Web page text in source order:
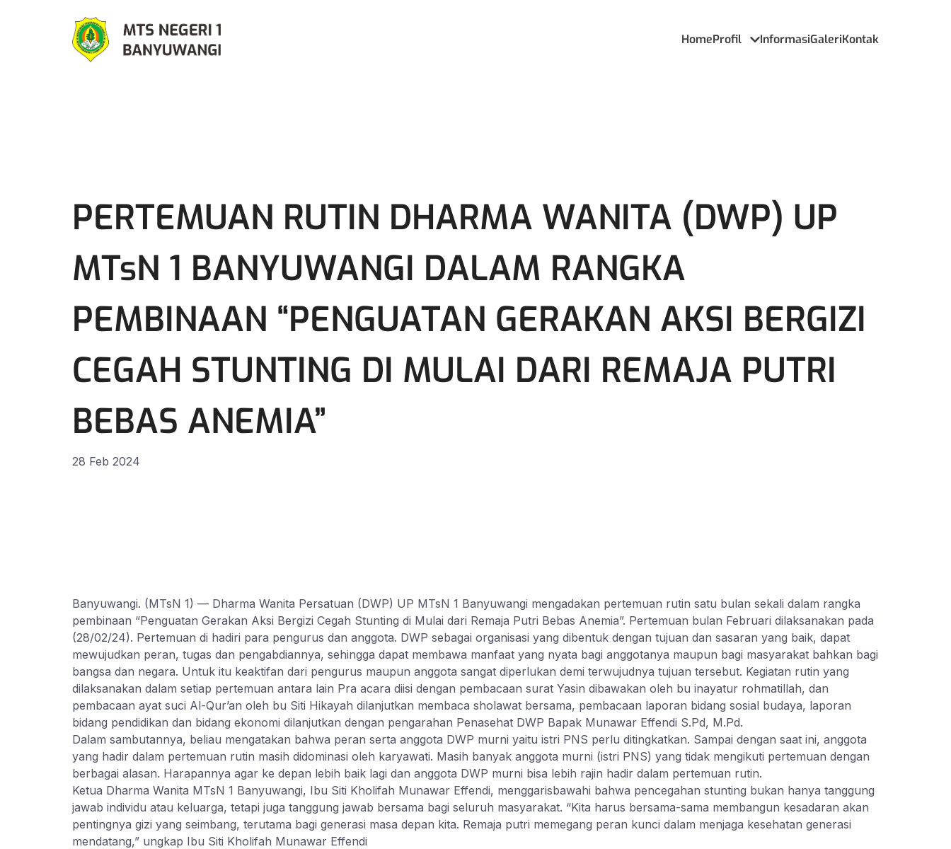
HomeProfil InformasiGaleriKontak
PERTEMUAN RUTIN DHARMA WANITA (DWP) UP
MTsN 1 BANYUWANGI DALAM RANGKA
PEMBINAAN “PENGUATAN GERAKAN AKSI BERGIZI
CEGAH STUNTING DI MULAI DARI REMAJA PUTRI
BEBAS ANEMIA”
28 Feb 2024
Banyuwangi. (MTsN 1) — Dharma Wanita Persatuan (DWP) UP MTsN 1 Banyuwangi mengadakan pertemuan rutin satu bulan sekali dalam rangka
pembinaan “Penguatan Gerakan Aksi Bergizi Cegah Stunting di Mulai dari Remaja Putri Bebas Anemia”. Pertemuan bulan Februari dilaksanakan pada
(28/02/24). Pertemuan di hadiri para pengurus dan anggota. DWP sebagai organisasi yang dibentuk dengan tujuan dan sasaran yang baik, dapat
mewujudkan peran, tugas dan pengabdiannya, sehingga dapat membawa manfaat yang nyata bagi anggotanya maupun bagi masyarakat bahkan bagi
bangsa dan negara. Untuk itu keaktifan dari pengurus maupun anggota sangat diperlukan demi terwujudnya tujuan tersebut. Kegiatan rutin yang
dilaksanakan dalam setiap pertemuan antara lain Pra acara diisi dengan pembacaan surat Yasin dibawakan oleh bu inayatur rohmatillah, dan
pembacaan ayat suci Al-Qur’an oleh bu Siti Hikayah dilanjutkan membaca sholawat bersama, pembacaan laporan bidang sosial budaya, laporan
bidang pendidikan dan bidang ekonomi dilanjutkan dengan pengarahan Penasehat DWP Bapak Munawar Effendi S.Pd, M.Pd.
Dalam sambutannya, beliau mengatakan bahwa peran serta anggota DWP murni yaitu istri PNS perlu ditingkatkan. Sampai dengan saat ini, anggota
yang hadir dalam pertemuan rutin masih didominasi oleh karyawati. Masih banyak anggota murni (istri PNS) yang tidak mengikuti pertemuan dengan
berbagai alasan. Harapannya agar ke depan lebih baik lagi dan anggota DWP murni bisa lebih rajin hadir dalam pertemuan rutin.
Ketua Dharma Wanita MTsN 1 Banyuwangi, Ibu Siti Kholifah Munawar Effendi, menggarisbawahi bahwa pencegahan stunting bukan hanya tanggung
jawab individu atau keluarga, tetapi juga tanggung jawab bersama bagi seluruh masyarakat. “Kita harus bersama-sama membangun kesadaran akan
pentingnya gizi yang seimbang, terutama bagi generasi masa depan kita. Remaja putri memegang peran kunci dalam menjaga kesehatan generasi
mendatang,” ungkap Ibu Siti Kholifah Munawar Effendi